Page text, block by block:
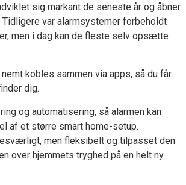
sig markant de seneste år og åbner
var alarmsystemer forbeholdt
men i dag kan de fleste selv opsætte
kobles sammen via apps, så du får
dig.
og automatisering, så alarmen kan
af et større smart home-setup.
men fleksibelt og tilpasset den
over hjemmets tryghed på en helt ny